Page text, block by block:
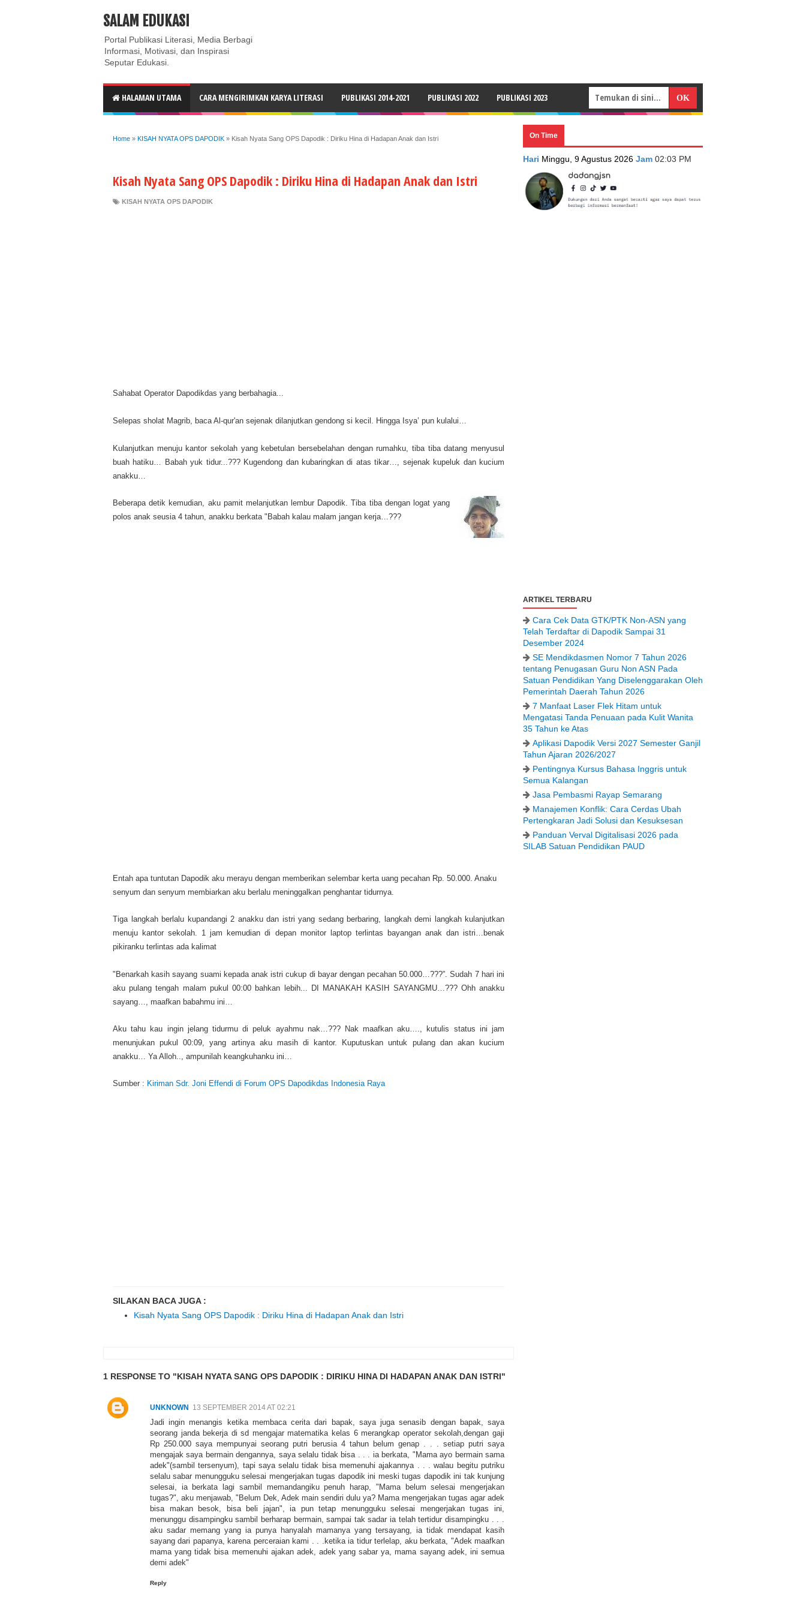
ABOUT CONTACT US
SALAM EDUKASI
Portal Publikasi Literasi, Media Berbagi
Informasi, Motivasi, dan Inspirasi
Seputar Edukasi.
HALAMAN UTAMA CARA MENGIRIMKAN KARYA LITERASI PUBLIKASI 2014-2021 PUBLIKASI 2022 PUBLIKASI 2023
Home » KISAH NYATA OPS DAPODIK » Kisah Nyata Sang OPS Dapodik : Diriku Hina di Hadapan Anak dan Istri
Kisah Nyata Sang OPS Dapodik : Diriku Hina di Hadapan Anak dan Istri
KISAH NYATA OPS DAPODIK
Sahabat Operator Dapodikdas yang berbahagia...
Selepas sholat Magrib, baca Al-qur'an sejenak dilanjutkan gendong si kecil. Hingga Isya’ pun kulalui…
Kulanjutkan menuju kantor sekolah yang kebetulan bersebelahan dengan rumahku, tiba tiba datang menyusul
buah hatiku… Babah yuk tidur...??? Kugendong dan kubaringkan di atas tikar…, sejenak kupeluk dan kucium
anakku…
Beberapa detik kemudian, aku pamit melanjutkan lembur Dapodik. Tiba tiba dengan logat yang
polos anak seusia 4 tahun, anakku berkata "Babah kalau malam jangan kerja…???
Entah apa tuntutan Dapodik aku merayu dengan memberikan selembar kerta uang pecahan Rp. 50.000. Anaku
senyum dan senyum membiarkan aku berlalu meninggalkan penghantar tidurnya.
Tiga langkah berlalu kupandangi 2 anakku dan istri yang sedang berbaring, langkah demi langkah kulanjutkan
menuju kantor sekolah. 1 jam kemudian di depan monitor laptop terlintas bayangan anak dan istri…benak
pikiranku terlintas ada kalimat
"Benarkah kasih sayang suami kepada anak istri cukup di bayar dengan pecahan 50.000…???”. Sudah 7 hari ini
aku pulang tengah malam pukul 00:00 bahkan lebih... DI MANAKAH KASIH SAYANGMU…??? Ohh anakku
sayang…, maafkan babahmu ini…
Aku tahu kau ingin jelang tidurmu di peluk ayahmu nak…??? Nak maafkan aku…., kutulis status ini jam
menunjukan pukul 00:09, yang artinya aku masih di kantor. Kuputuskan untuk pulang dan akan kucium
anakku… Ya Alloh.., ampunilah keangkuhanku ini…
Sumber : Kiriman Sdr. Joni Effendi di Forum OPS Dapodikdas Indonesia Raya
SILAKAN BACA JUGA :
Kisah Nyata Sang OPS Dapodik : Diriku Hina di Hadapan Anak dan Istri
1 RESPONSE TO "KISAH NYATA SANG OPS DAPODIK : DIRIKU HINA DI HADAPAN ANAK DAN ISTRI"
UNKNOWN 13 SEPTEMBER 2014 AT 02:21
Jadi ingin menangis ketika membaca cerita dari bapak, saya juga senasib dengan bapak, saya
seorang janda bekerja di sd mengajar matematika kelas 6 merangkap operator sekolah,dengan gaji
Rp 250.000 saya mempunyai seorang putri berusia 4 tahun belum genap . . . setiap putri saya
mengajak saya bermain dengannya, saya selalu tidak bisa . . . ia berkata, "Mama ayo bermain sama
adek"(sambil tersenyum), tapi saya selalu tidak bisa memenuhi ajakannya . . . walau begitu putriku
selalu sabar menungguku selesai mengerjakan tugas dapodik ini meski tugas dapodik ini tak kunjung
selesai, ia berkata lagi sambil memandangiku penuh harap, "Mama belum selesai mengerjakan
tugas?", aku menjawab, "Belum Dek, Adek main sendiri dulu ya? Mama mengerjakan tugas agar adek
bisa makan besok, bisa beli jajan", ia pun tetap menungguku selesai mengerjakan tugas ini,
menunggu disampingku sambil berharap bermain, sampai tak sadar ia telah tertidur disampingku . . .
aku sadar memang yang ia punya hanyalah mamanya yang tersayang, ia tidak mendapat kasih
sayang dari papanya, karena perceraian kami . . .ketika ia tidur terlelap, aku berkata, "Adek maafkan
mama yang tidak bisa memenuhi ajakan adek, adek yang sabar ya, mama sayang adek, ini semua
demi adek"
Reply
On Time
Hari Minggu, 9 Agustus 2026 Jam 02:03 PM
ARTIKEL TERBARU
Cara Cek Data GTK/PTK Non-ASN yang
Telah Terdaftar di Dapodik Sampai 31
Desember 2024
SE Mendikdasmen Nomor 7 Tahun 2026
tentang Penugasan Guru Non ASN Pada
Satuan Pendidikan Yang Diselenggarakan Oleh
Pemerintah Daerah Tahun 2026
7 Manfaat Laser Flek Hitam untuk
Mengatasi Tanda Penuaan pada Kulit Wanita
35 Tahun ke Atas
Aplikasi Dapodik Versi 2027 Semester Ganjil
Tahun Ajaran 2026/2027
Pentingnya Kursus Bahasa Inggris untuk
Semua Kalangan
Jasa Pembasmi Rayap Semarang
Manajemen Konflik: Cara Cerdas Ubah
Pertengkaran Jadi Solusi dan Kesuksesan
Panduan Verval Digitalisasi 2026 pada
SILAB Satuan Pendidikan PAUD